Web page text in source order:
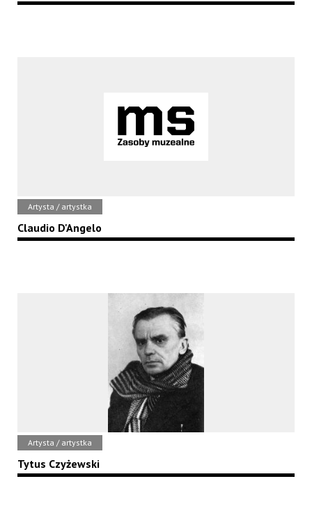
Artysta / artystka
Claudio D'Angelo
Artysta / artystka
Tytus Czyżewski